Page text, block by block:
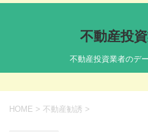
不動産投
不動産投資業者のデ
HOME > 不動産勧誘 >